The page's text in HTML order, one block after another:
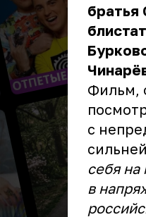
братья
Фильм,
с
себя
в